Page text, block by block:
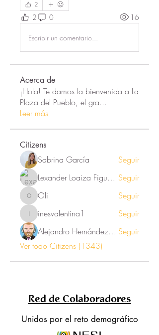
2
2 0 16
Escribir un comentario...
Acerca de
¡Hola! Te damos la bienvenida a La
Plaza del Pueblo, el gra...
Leer más
Citizens
Sabrina García
Seguir
Lexander Loaiza Figueroa Seguir
Oli Oli Seguir
inesvalentina1
inesvalentina1
Seguir
Alejandro Hernández Renner Seguir
Ver todo Citizens (1343)
Red de Colaboradores
Unidos por el reto demográfico